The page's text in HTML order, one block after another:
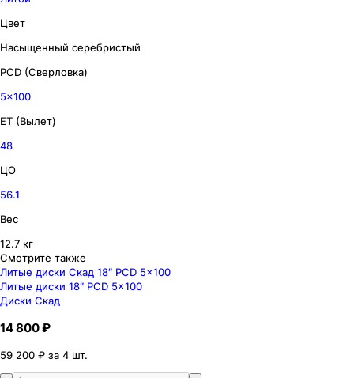
Цвет
Насыщенный серебристый
PCD (Сверловка)
5x100
ET (Вылет)
48
ЦО
56.1
Вес
12.7 кг
Смотрите также
Литые диски Скад 18″ PCD 5x100
Литые диски 18″ PCD 5x100
Диски Скад
14 800 ₽
59 200 ₽ за 4 шт.